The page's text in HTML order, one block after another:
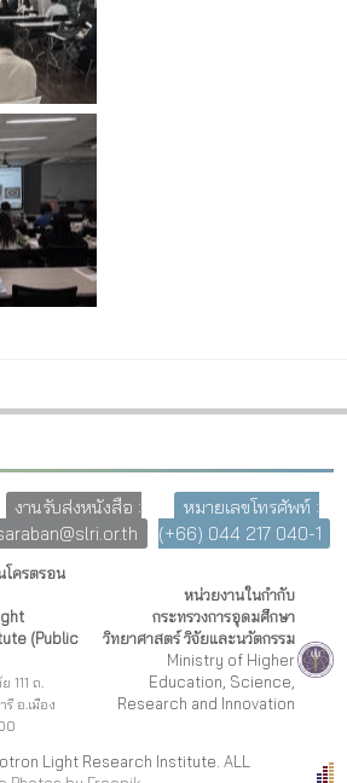
งานรับส่งหนังสือ :
หมายเลขโทรศัพท์ :
(+66) 044 217 040-1
โครตรอน
(Public
111 ถ.
อ.เมือง
หน่วยงานในกำกับ
กระทรวงการอุดมศึกษา
วิทยาศาสตร์ วิจัยและนวัตกรรม
Ministry of Higher
Education, Science,
Research and Innovation
Light Research Institute. ALL